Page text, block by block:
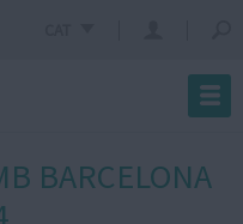
BARCELONA